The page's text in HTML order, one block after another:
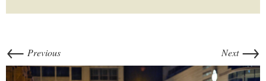
← Previous Next →